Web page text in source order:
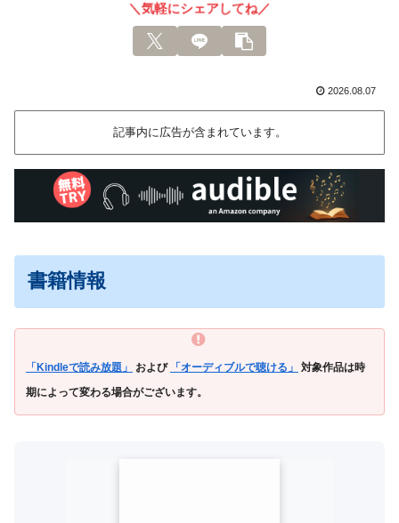
＼気軽にシェアしてね／
2026.08.07
記事内に広告が含まれています。
書籍情報
「Kindleで読み放題」 および 「オーディブルで聴ける」
対象作品は時
期によって変わる場合がございます。